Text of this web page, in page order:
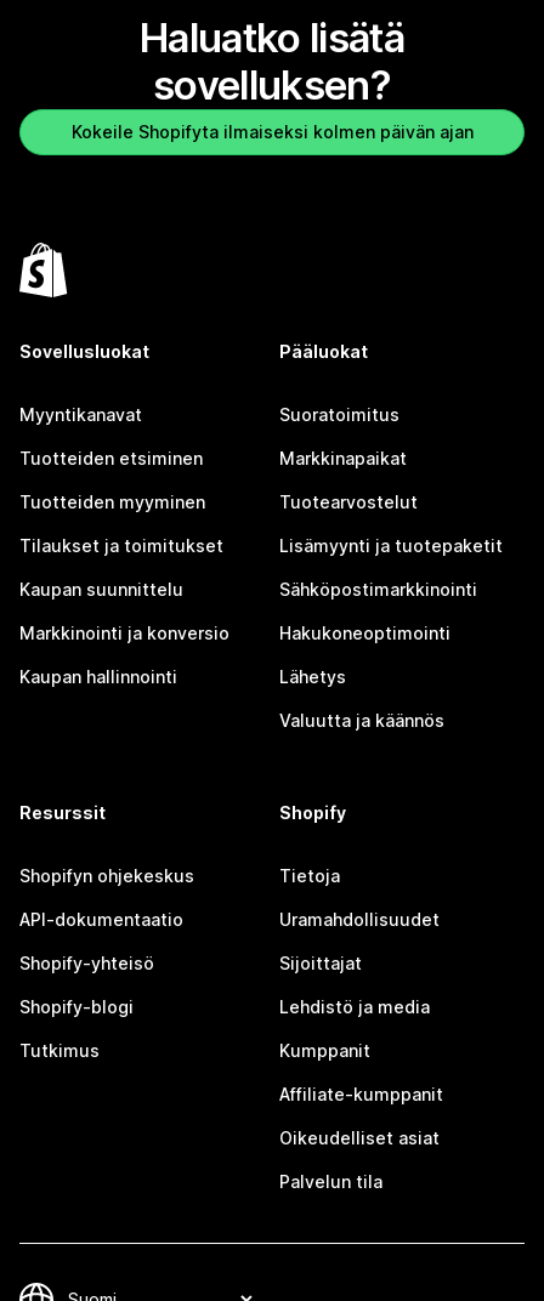
Haluatko lisätä
sovelluksen?
Kokeile Shopifyta ilmaiseksi kolmen päivän ajan
Sovellusluokat
Myyntikanavat
Tuotteiden etsiminen
Tuotteiden myyminen
Tilaukset ja toimitukset
Kaupan suunnittelu
Markkinointi ja konversio
Kaupan hallinnointi
Pääluokat
Suoratoimitus
Markkinapaikat
Tuotearvostelut
Lisämyynti ja tuotepaketit
Sähköpostimarkkinointi
Hakukoneoptimointi
Lähetys
Valuutta ja käännös
Resurssit
Shopifyn ohjekeskus
API-dokumentaatio
Shopify-yhteisö
Shopify-blogi
Tutkimus
Shopify
Tietoja
Uramahdollisuudet
Sijoittajat
Lehdistö ja media
Kumppanit
Affiliate-kumppanit
Oikeudelliset asiat
Palvelun tila